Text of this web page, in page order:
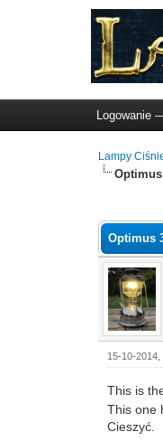
Logowanie
Lampy
Optimus
Optimus
15-10-
This is
This one
Cieszyć.